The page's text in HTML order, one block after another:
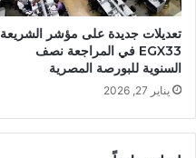
تعديلات جديدة على مؤشر الشريعة
EGX33 في المراجعة نصف
السنوية للبورصة المصرية
يناير 27, 2026